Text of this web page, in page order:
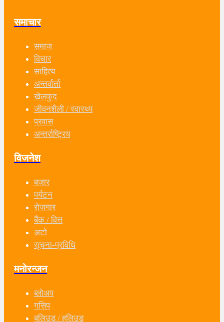
समाचार
समाज
विचार
साहित्य
अन्तर्वार्ता
खेलकुद
जीवनशैली / स्वास्थ्य
प्रवास
अन्तर्राष्ट्रिय
विजनेश
बजार
पर्यटन
रोजगार
बैंक / वित्त
अटो
सूचना-प्रविधि
मनोरन्जन
ब्लोअप
गसिप
बलिउड / हलिउड